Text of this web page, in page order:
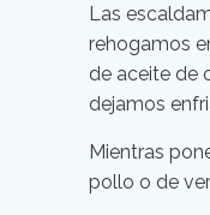
Las
rehogamos
de aceite de
dejamos
Mientras
pollo o de